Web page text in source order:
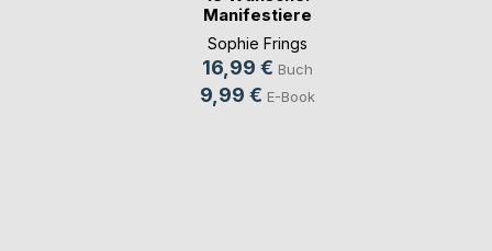
Manifestiere
Unglaubli(...)
Sophie Frings
16,99 € Buch
9,99 € E-Book